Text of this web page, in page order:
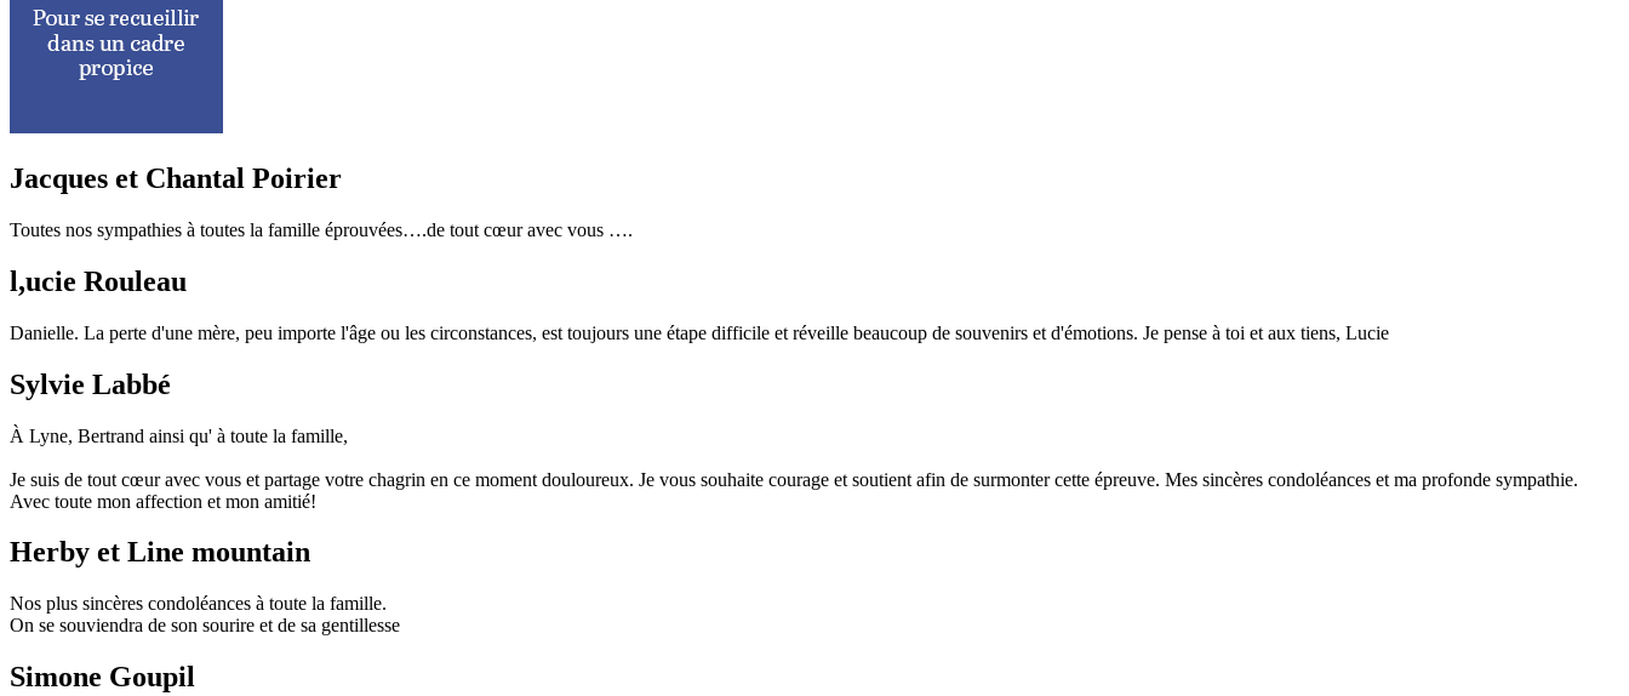
Jacques et Chantal Poirier
Toutes nos sympathies à toutes la famille éprouvées….de tout cœur avec vous ….
l,ucie Rouleau
Danielle. La perte d'une mère, peu importe l'âge ou les circonstances, est toujours une étape difficile et réveille beaucoup de souvenirs et d'émotions. Je pense à toi et aux tiens, Lucie
Sylvie Labbé
À Lyne, Bertrand ainsi qu' à toute la famille,
Je suis de tout cœur avec vous et partage votre chagrin en ce moment douloureux. Je vous souhaite courage et soutient afin de surmonter cette épreuve. Mes sincères condoléances et ma profonde sympathie.
Avec toute mon affection et mon amitié!
Herby et Line mountain
Nos plus sincères condoléances à toute la famille.
On se souviendra de son sourire et de sa gentillesse
Simone Goupil